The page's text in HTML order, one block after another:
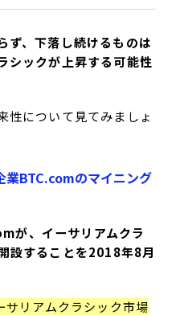
ず、下落し続けるものは
シックが上昇する可能性
性について見てみましょ
業BTC.comのマイニング
が、イーサリアムクラ
設することを2018年8月
リアムクラシック市場